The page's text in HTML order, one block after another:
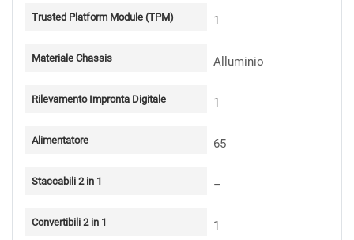
Trusted Platform Module (TPM) 1
Materiale Chassis Alluminio
Rilevamento Impronta Digitale 1
Alimentatore 65
Staccabili 2 in 1 –
Convertibili 2 in 1 1